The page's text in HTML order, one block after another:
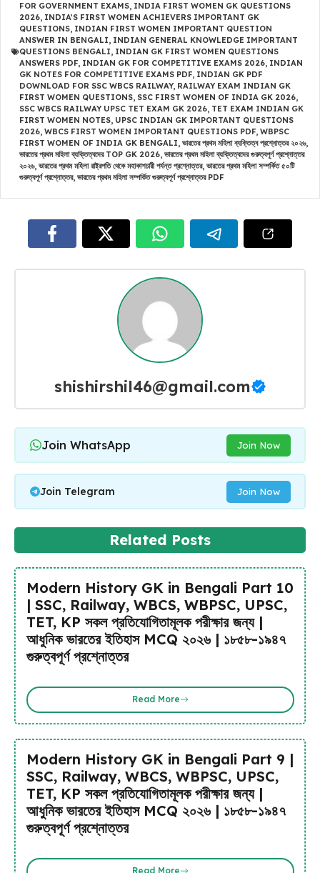
FOR GOVERNMENT EXAMS, INDIA FIRST WOMEN GK QUESTIONS
2026, INDIA’S FIRST WOMEN ACHIEVERS IMPORTANT GK
QUESTIONS, INDIAN FIRST WOMEN IMPORTANT QUESTION
ANSWER IN BENGALI, INDIAN GENERAL KNOWLEDGE IMPORTANT
QUESTIONS BENGALI, INDIAN GK FIRST WOMEN QUESTIONS
ANSWERS PDF, INDIAN GK FOR COMPETITIVE EXAMS 2026, INDIAN
GK NOTES FOR COMPETITIVE EXAMS PDF, INDIAN GK PDF
DOWNLOAD FOR SSC WBCS RAILWAY, RAILWAY EXAM INDIAN GK
FIRST WOMEN QUESTIONS, SSC FIRST WOMEN OF INDIA GK 2026,
SSC WBCS RAILWAY UPSC TET EXAM GK 2026, TET EXAM INDIAN GK
FIRST WOMEN NOTES, UPSC INDIAN GK IMPORTANT QUESTIONS
2026, WBCS FIRST WOMEN IMPORTANT QUESTIONS PDF, WBPSC
FIRST WOMEN OF INDIA GK BENGALI, ভারতের প্রথম মহিলা ব্যক্তিত্ব প্রশ্নোত্তর ২০২৬,
ভারতের প্রথম মহিলা ব্যক্তিত্বদের TOP GK 2026, ভারতের প্রথম মহিলা ব্যক্তিত্বদের গুরুত্বপূর্ণ প্রশ্নোত্তর
২০২৬, ভারতের প্রথম মহিলা রাষ্ট্রপতি থেকে মহাকাশচারী পর্যন্ত প্রশ্নোত্তর, ভারতের প্রথম মহিলা সম্পর্কিত ৫০টি
গুরুত্বপূর্ণ প্রশ্নোত্তর, ভারতের প্রথম মহিলা সম্পর্কিত গুরুত্বপূর্ণ প্রশ্নোত্তর PDF
shishirshil46@gmail.com
Join WhatsApp Join Now
Join Telegram Join Now
Related Posts
Modern History GK in Bengali Part 10
| SSC, Railway, WBCS, WBPSC, UPSC,
TET, KP সকল প্রতিযোগিতামূলক পরীক্ষার জন্য |
আধুনিক ভারতের ইতিহাস MCQ ২০২৬ | ১৮৫৮-১৯৪৭
গুরুত্বপূর্ণ প্রশ্নোত্তর
Read More
Modern History GK in Bengali Part 9 |
SSC, Railway, WBCS, WBPSC, UPSC,
TET, KP সকল প্রতিযোগিতামূলক পরীক্ষার জন্য |
আধুনিক ভারতের ইতিহাস MCQ ২০২৬ | ১৮৫৮-১৯৪৭
গুরুত্বপূর্ণ প্রশ্নোত্তর
Read More